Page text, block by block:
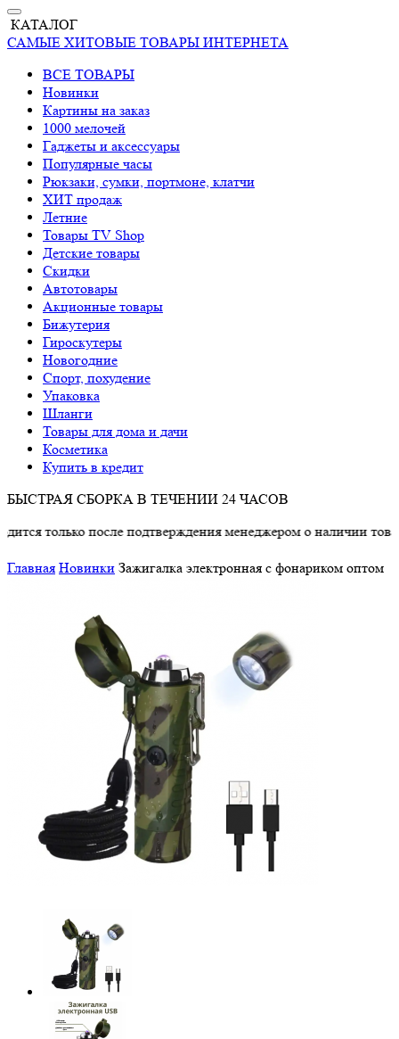
КАТАЛОГ
САМЫЕ ХИТОВЫЕ ТОВАРЫ ИНТЕРНЕТА
ВСЕ ТОВАРЫ
Новинки
Картины на заказ
1000 мелочей
Гаджеты и аксессуары
Популярные часы
Рюкзаки, сумки, портмоне, клатчи
ХИТ продаж
Летние
Товары TV Shop
Детские товары
Cкидки
Автотовары
Акционные товары
Бижутерия
Гироскутеры
Новогодние
Спорт, похудение
Упаковка
Шланги
Товары для дома и дачи
Косметика
Купить в кредит
БЫСТРАЯ СБОРКА В ТЕЧЕНИИ 24 ЧАСОВ
только после подтверждения менеджером о наличии товара.
Главная Новинки Зажигалка электронная с фонариком оптом